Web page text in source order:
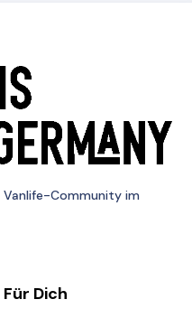
Community im
Für Dich